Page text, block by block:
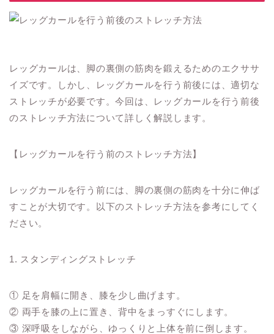
レッグカールは、脚の裏側の筋肉を鍛えるためのエクササ
イズです。しかし、レッグカールを行う前後には、適切な
ストレッチが必要です。今回は、レッグカールを行う前後
のストレッチ方法について詳しく解説します。
【レッグカールを行う前のストレッチ方法】
レッグカールを行う前には、脚の裏側の筋肉を十分に伸ば
すことが大切です。以下のストレッチ方法を参考にしてく
ださい。
1. スタンディングストレッチ
① 足を肩幅に開き、膝を少し曲げます。
② 両手を膝の上に置き、背中をまっすぐにします。
③ 深呼吸をしながら、ゆっくりと上体を前に倒します。